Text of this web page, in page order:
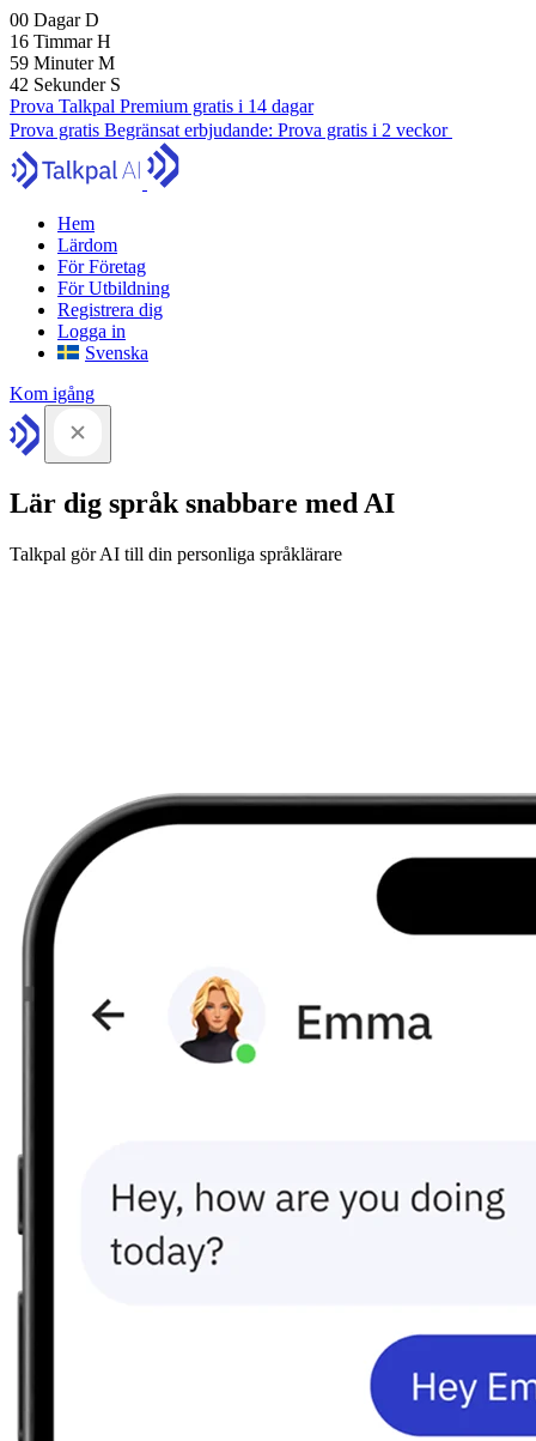
00 DagarD
16 TimmarH
59 MinuterM
41 Sekunder S
Prova Talkpal Premium gratis i 14 dagar
Prova gratis Begränsat erbjudande: Prova gratis i 2 veckor
Hem
Lärdom
För Företag
För Utbildning
Registrera dig
Logga in
Svenska
Kom igång
Lär dig språk snabbare med AI
Talkpal gör AI till din personliga språklärare